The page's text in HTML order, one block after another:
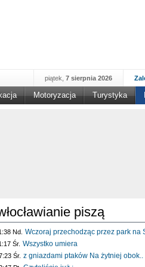
piątek, 7 sierpnia 2026
Motoryzacja Turystyka
piszą
Nd. Wczoraj przechodząc przez park na
Śr. Wszystko umiera
Śr. z gniazdami ptaków Na żytniej obok..